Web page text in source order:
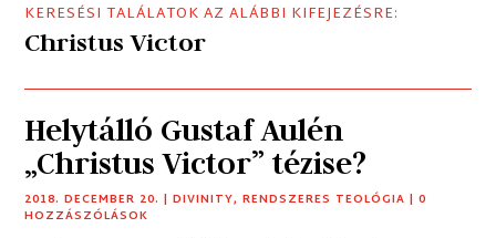
KERESÉSI TALÁLATOK AZ ALÁBBI KIFEJEZÉSRE:
Christus Victor
Helytálló Gustaf Aulén
„Christus Victor” tézise?
2018. DECEMBER 20. |DIVINITY,RENDSZERES TEOLÓGIA | 0
HOZZÁSZÓLÁSOK